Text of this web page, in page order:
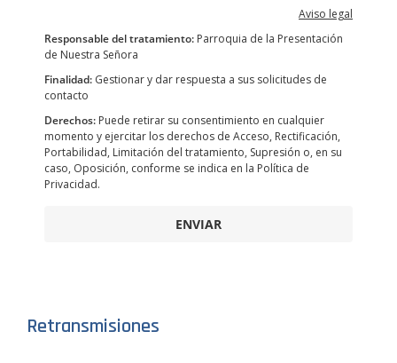
Aviso legal
Responsable del tratamiento: Parroquia de la Presentación
de Nuestra Señora
Finalidad: Gestionar y dar respuesta a sus solicitudes de
contacto
Derechos: Puede retirar su consentimiento en cualquier
momento y ejercitar los derechos de Acceso, Rectificación,
Portabilidad, Limitación del tratamiento, Supresión o, en su
caso, Oposición, conforme se indica en la Política de
Privacidad.
ENVIAR
Retransmisiones